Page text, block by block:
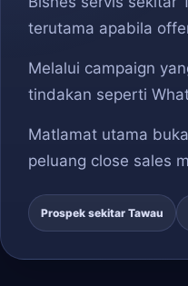
terutama apabila
Melalui campaign
tindakan seperti
Matlamat utama
peluang close sales
Prospek sekitar Tawau